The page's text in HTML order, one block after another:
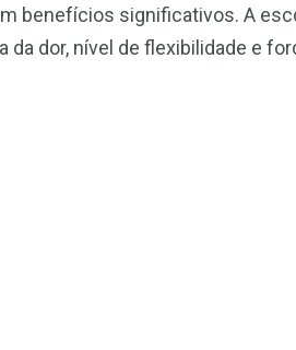
benefícios significativos. A
da dor, nível de flexibilidade e